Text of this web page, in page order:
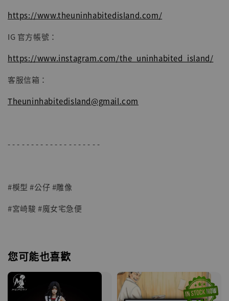
https://www.theuninhabitedisland.com/
IG 官方帳號：
https://www.instagram.com/the_uninhabited_island/
客服信箱：
Theuninhabitedisland@gmail.com
- - - - - - - - - - - - - - - - - - - -
#模型 #公仔 #雕像
#宮崎駿 #魔女宅急便
您可能也喜歡